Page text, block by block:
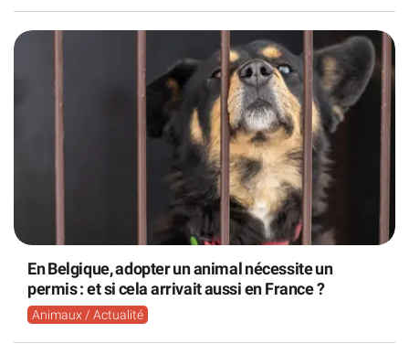
En Belgique, adopter un animal nécessite un
permis : et si cela arrivait aussi en France ?
Animaux / Actualité